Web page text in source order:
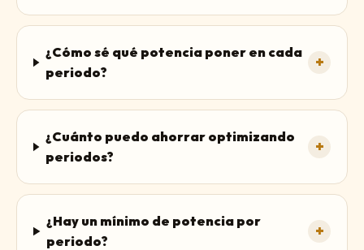
¿Cómo sé qué potencia poner en cada
periodo?
+
¿Cuánto puedo ahorrar optimizando
periodos?
+
¿Hay un mínimo de potencia por
periodo?
+